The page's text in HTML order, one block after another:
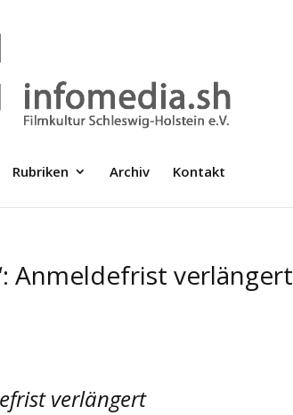
Rubriken Archiv Kontakt
Anmeldefrist verlängert
verlängert